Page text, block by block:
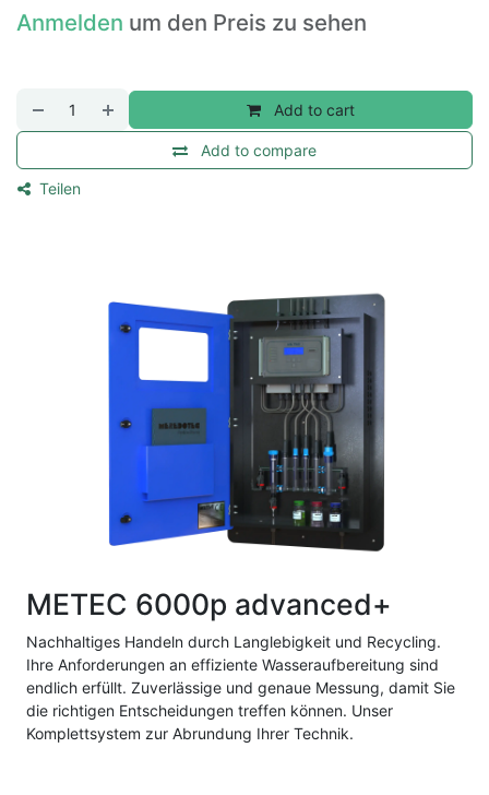
Anmelden um den Preis zu sehen
Add to cart
Add to compare
Teilen
METEC 6000p advanced+
Nachhaltiges Handeln durch Langlebigkeit und Recycling.
Ihre Anforderungen an effiziente Wasseraufbereitung sind
endlich erfüllt. Zuverlässige und genaue Messung, damit Sie
die richtigen Entscheidungen treffen können. Unser
Komplettsystem zur Abrundung Ihrer Technik.